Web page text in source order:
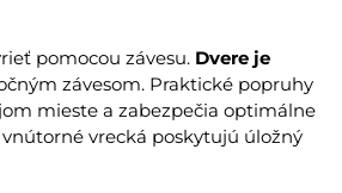
pomocou závesu. Dvere je
závesom. Praktické popruhy
mieste a zabezpečia optimálne
vrecká poskytujú úložný